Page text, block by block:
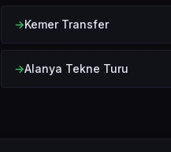
Kemer Transfer
Alanya Tekne Turu